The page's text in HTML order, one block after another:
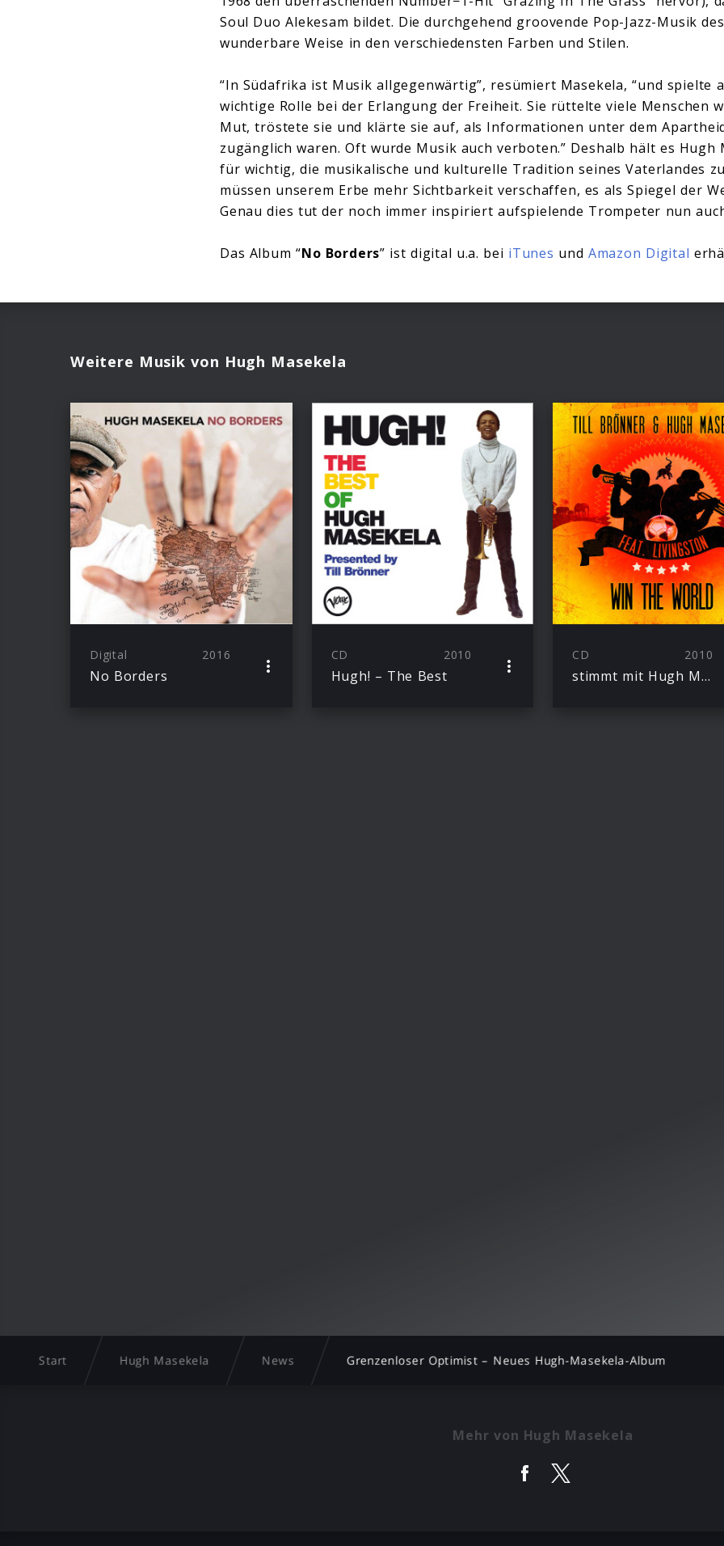
Soul Duo Alekesam bildet. Die durchgehend groovende Pop-Jazz-Musik
wunderbare Weise in den verschiedensten Farben und Stilen.
“In Südafrika ist Musik allgegenwärtig”, resümiert Masekela, “und spielte
wichtige Rolle bei der Erlangung der Freiheit. Sie rüttelte viele Menschen
Mut, tröstete sie und klärte sie auf, als Informationen unter dem
zugänglich waren. Oft wurde Musik auch verboten.” Deshalb hält es Hugh
für wichtig, die musikalische und kulturelle Tradition seines Vaterlandes
müssen unserem Erbe mehr Sichtbarkeit verschaffen, es als Spiegel der
Genau dies tut der noch immer inspiriert aufspielende Trompeter nun
Das Album “No Borders” ist digital u.a. bei iTunes und Amazon Digital
Weitere Musik von Hugh Masekela
Digital 2016
No Borders
CD 2010
Hugh! – The Best
CD 2010
stimmt mit Hugh Masekela und Livingston auf die WM ein: “Win The World”
Start Hugh Masekela News Grenzenloser Optimist – Neues Hugh-Masekela-Album
Mehr von Hugh Masekela